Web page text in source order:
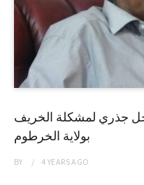
جذري لمشكلة الخريف
بولاية الخرطوم
BY 4 YEARSAGO